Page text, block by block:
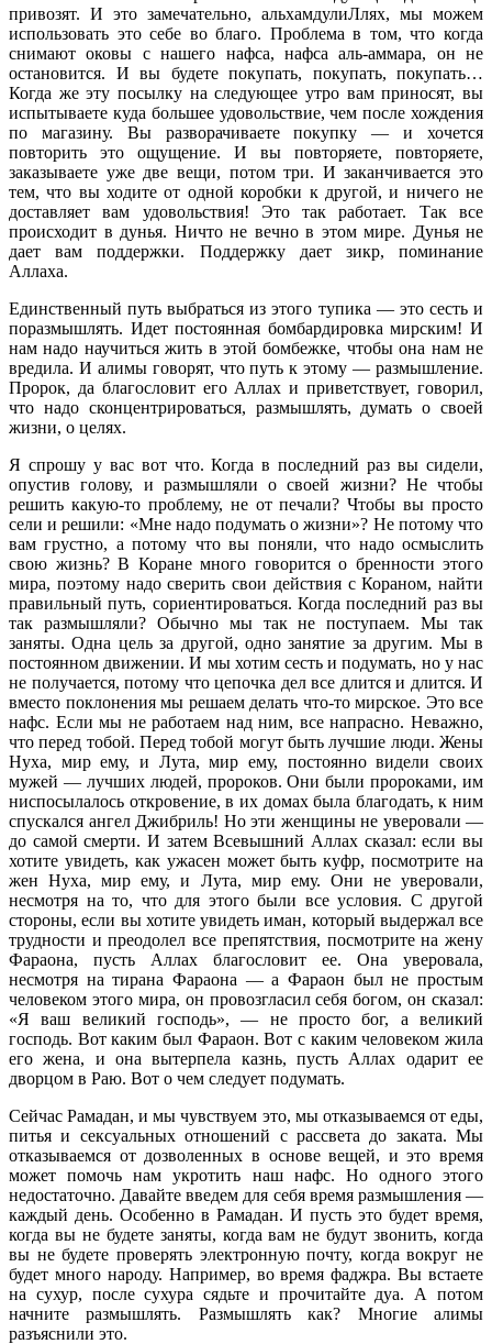
привозят. И это замечательно, альхамдулиЛлях, мы можем
использовать это себе во благо. Проблема в том, что когда
снимают оковы с нашего нафса, нафса аль-аммара, он не
остановится. И вы будете покупать, покупать, покупать…
Когда же эту посылку на следующее утро вам приносят, вы
испытываете куда большее удовольствие, чем после хождения
по магазину. Вы разворачиваете покупку — и хочется
повторить это ощущение. И вы повторяете, повторяете,
заказываете уже две вещи, потом три. И заканчивается это
тем, что вы ходите от одной коробки к другой, и ничего не
доставляет вам удовольствия! Это так работает. Так все
происходит в дунья. Ничто не вечно в этом мире. Дунья не
дает вам поддержки. Поддержку дает зикр, поминание
Аллаха.
Единственный путь выбраться из этого тупика — это сесть и
поразмышлять. Идет постоянная бомбардировка мирским! И
нам надо научиться жить в этой бомбежке, чтобы она нам не
вредила. И алимы говорят, что путь к этому — размышление.
Пророк, да благословит его Аллах и приветствует, говорил,
что надо сконцентрироваться, размышлять, думать о своей
жизни, о целях.
Я спрошу у вас вот что. Когда в последний раз вы сидели,
опустив голову, и размышляли о своей жизни? Не чтобы
решить какую-то проблему, не от печали? Чтобы вы просто
сели и решили: «Мне надо подумать о жизни»? Не потому что
вам грустно, а потому что вы поняли, что надо осмыслить
свою жизнь? В Коране много говорится о бренности этого
мира, поэтому надо сверить свои действия с Кораном, найти
правильный путь, сориентироваться. Когда последний раз вы
так размышляли? Обычно мы так не поступаем. Мы так
заняты. Одна цель за другой, одно занятие за другим. Мы в
постоянном движении. И мы хотим сесть и подумать, но у нас
не получается, потому что цепочка дел все длится и длится. И
вместо поклонения мы решаем делать что-то мирское. Это все
нафс. Если мы не работаем над ним, все напрасно. Неважно,
что перед тобой. Перед тобой могут быть лучшие люди. Жены
Нуха, мир ему, и Лута, мир ему, постоянно видели своих
мужей — лучших людей, пророков. Они были пророками, им
ниспосылалось откровение, в их домах была благодать, к ним
спускался ангел Джибриль! Но эти женщины не уверовали —
до самой смерти. И затем Всевышний Аллах сказал: если вы
хотите увидеть, как ужасен может быть куфр, посмотрите на
жен Нуха, мир ему, и Лута, мир ему. Они не уверовали,
несмотря на то, что для этого были все условия. С другой
стороны, если вы хотите увидеть иман, который выдержал все
трудности и преодолел все препятствия, посмотрите на жену
Фараона, пусть Аллах благословит ее. Она уверовала,
несмотря на тирана Фараона — а Фараон был не простым
человеком этого мира, он провозгласил себя богом, он сказал:
«Я ваш великий господь», — не просто бог, а великий
господь. Вот каким был Фараон. Вот с каким человеком жила
его жена, и она вытерпела казнь, пусть Аллах одарит ее
дворцом в Раю. Вот о чем следует подумать.
Сейчас Рамадан, и мы чувствуем это, мы отказываемся от еды,
питья и сексуальных отношений с рассвета до заката. Мы
отказываемся от дозволенных в основе вещей, и это время
может помочь нам укротить наш нафс. Но одного этого
недостаточно. Давайте введем для себя время размышления —
каждый день. Особенно в Рамадан. И пусть это будет время,
когда вы не будете заняты, когда вам не будут звонить, когда
вы не будете проверять электронную почту, когда вокруг не
будет много народу. Например, во время фаджра. Вы встаете
на сухур, после сухура сядьте и прочитайте дуа. А потом
начните размышлять. Размышлять как? Многие алимы
разъяснили это.